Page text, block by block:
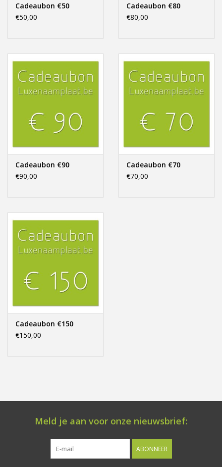
Cadeaubon €50
€50,00
Cadeaubon €80
€80,00
Cadeaubon €90
€90,00
Cadeaubon €70
€70,00
Cadeaubon €150
€150,00
Meld je aan voor onze nieuwsbrief:
ABONNEER